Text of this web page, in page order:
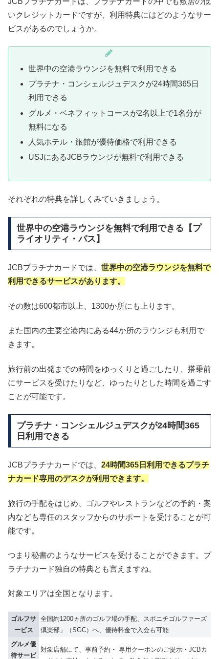
いクレジットカードですが、利用特典にはどのようなサー
ビスがあるのでしょうか。
世界中の空港ラウンジを無料で利用できる
プラチナ・コンシェルジュデスクが24時間365日
利用できる
グルメ・ベネフィットコースが2名以上で1名分が
無料になる
人気ホテル・旅館が優待価格で利用できる
USJにあるJCBラウンジが無料で利用できる
それぞれの特典を詳しくみていきましょう。
世界中の空港ラウンジを無料で利用できる【プ
ライオリティ・パス】
JCBプラチナカードでは、 世界中の空港ラウンジを無料で
利用できるサービスがあります。
その数は600都市以上、1300か所にも上ります。
また国内の主要空港内にある44か所のラウンジも利用で
きます。
旅行前の出発までの時間をゆっくりと過ごしたり、搭乗前
にサービスを受けたりなど、ゆったりとした時間を過ごす
ことが可能です。
プラチナ・コンシェルジュデスクが24時間365
日利用できる
JCBプラチナカードでは、 24時間365日利用できるプラチ
ナカード専用のデスクが利用できます。
旅行の手配をはじめ、ゴルフやレストランなどの予約・案
内なども専任のスタッフからのサポートを受けることが可
能です。
つまり秘書のようなサービスを受けることができます。プ
ラチナカード独自の特典とも言えますね。
対象エリアは全国となります。
ゴルフサ
ービス
全国約1200ヵ所のゴルフ場の手配、スポニチゴルファーズ
倶楽部」（SGC）へ、優待料金で入会も可能
グルメ優
待サービ
対象店舗にて、事前予約・ 専用クーポンのご提示・JCBカ